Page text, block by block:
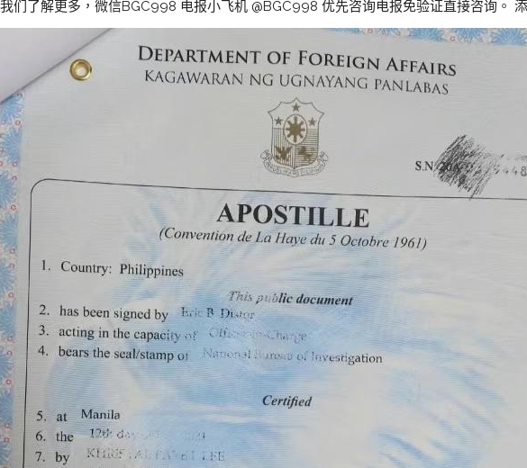
们了解更多，微信BGC998 电报小飞机 @BGC998 优先咨询电报免验证直接咨询。